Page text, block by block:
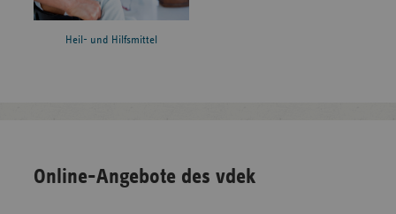
Heil- und Hilfsmittel
Online-Angebote des vdek